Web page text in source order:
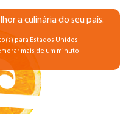
a culinária do seu país.
para Estados Unidos.
mais de um minuto!